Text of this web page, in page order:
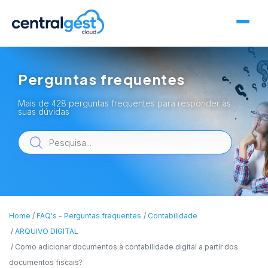
Perguntas frequentes
Mais de 428 perguntas frequentes para responder às
suas dúvidas
Home FAQ's - Perguntas frequentes
Contabilidade
ARQUIVO DIGITAL
Como adicionar documentos à contabilidade digital a partir dos
documentos fiscais?